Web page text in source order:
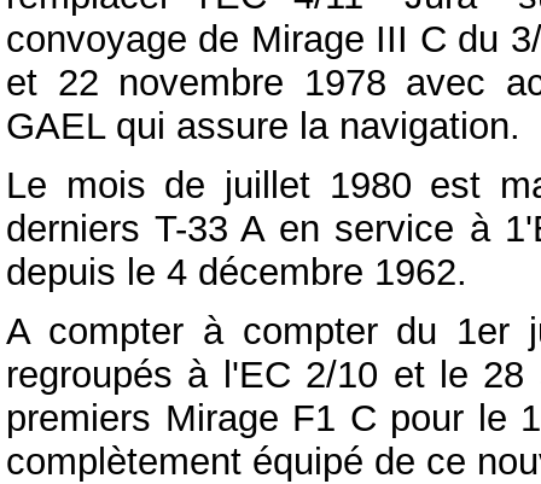
convoyage de Mirage III C du
et 22 novembre 1978 avec
GAEL qui assure la navigation.
Le mois de juillet 1980 est
derniers T-33 A en service à
depuis le 4 décembre 1962.
A compter à compter du 1er
regroupés à l'EC 2/10 et le
premiers Mirage F1 C pour le
complètement équipé de ce